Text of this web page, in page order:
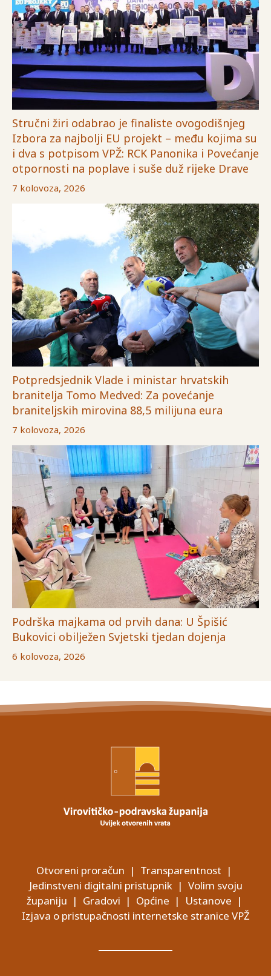
Stručni žiri odabrao je finaliste ovogodišnjeg
Izbora za najbolji EU projekt – među kojima su
i dva s potpisom VPŽ: RCK Panonika i Povećanje
otpornosti na poplave i suše duž rijeke Drave
7 kolovoza, 2026
Potpredsjednik Vlade i ministar hrvatskih
branitelja Tomo Medved: Za povećanje
braniteljskih mirovina 88,5 milijuna eura
7 kolovoza, 2026
Podrška majkama od prvih dana: U Špišić
Bukovici obilježen Svjetski tjedan dojenja
6 kolovoza, 2026
Otvoreni proračun | Transparentnost |
Jedinstveni digitalni pristupnik| Volim svoju
županiju | Gradovi | Općine | Ustanove |
Izjava o pristupačnosti internetske stranice VPŽ